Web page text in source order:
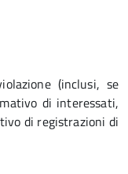
(inclusi, se
di interessati,
di registrazioni di